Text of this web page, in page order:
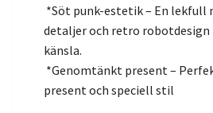
*Söt punk-estetik – En lekfull
detaljer och retro
känsla.
*Genomtänkt present –
present och speciell stil